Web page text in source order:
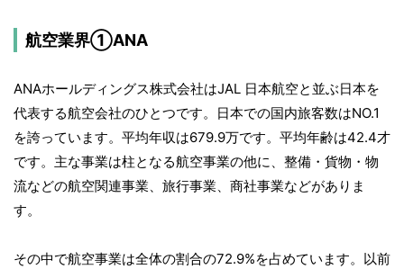
航空業界①ANA
ANAホールディングス株式会社はJAL 日本航空と並ぶ日本を
代表する航空会社のひとつです。日本での国内旅客数はNO.1
を誇っています。平均年収は679.9万です。平均年齢は42.4才
です。主な事業は柱となる航空事業の他に、整備・貨物・物
流などの航空関連事業、旅行事業、商社事業などがありま
す。
その中で航空事業は全体の割合の72.9%を占めています。以前